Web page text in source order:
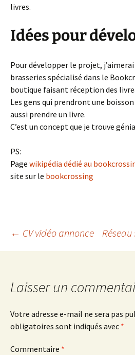
livres.
Idées pour
Pour développer le projet,
brasseries spécialisé dans le
boutique faisant réception des
Les gens qui prendront une
aussi prendre un livre.
C’est un concept que je trouve
PS:
Page wikipédia dédié au
site sur le bookcrossing
Navigation
articles
← CV vidéo annonce
Laisser un
Votre adresse e-mail ne sera pas
obligatoires sont indiqués avec *
Commentaire *